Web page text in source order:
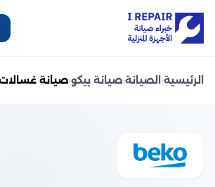
الرئيسية‹ الصيانة‹صيانة بيكو‹صيانة